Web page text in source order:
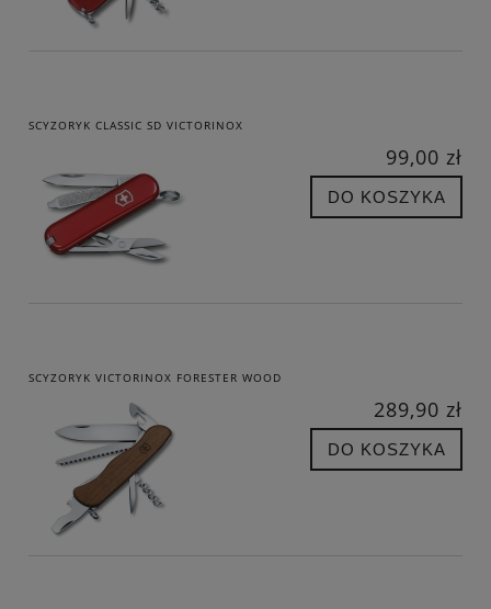
SCYZORYK CLASSIC SD VICTORINOX
99,00 zł
DO KOSZYKA
SCYZORYK VICTORINOX FORESTER WOOD
289,90 zł
DO KOSZYKA